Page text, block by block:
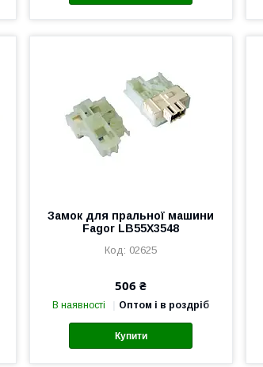
Замок для пральної машини
Fagor LB55X3548
02625
506 ₴
В наявності Оптом і в роздріб
Купити